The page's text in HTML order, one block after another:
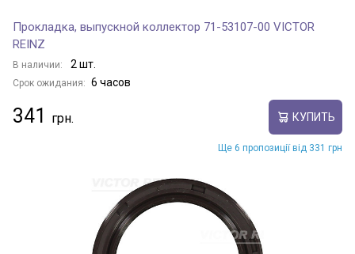
Прокладка, выпускной коллектор 71-53107-00 VICTOR
REINZ
В наличии: 2 шт.
Срок ожидания: 6 часов
341 КУПИТЬ
Ще 6 пропозиції від 331 грн